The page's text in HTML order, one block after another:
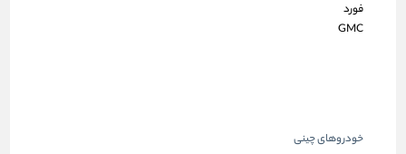
فورد
GMC
خودروهای چینی